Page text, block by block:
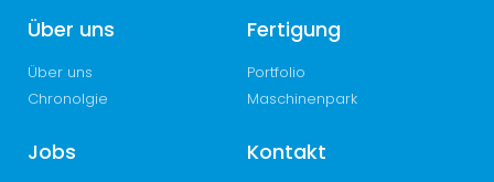
Über uns
Über uns
Chronolgie
Fertigung
Portfolio
Maschinenpark
Jobs Kontakt